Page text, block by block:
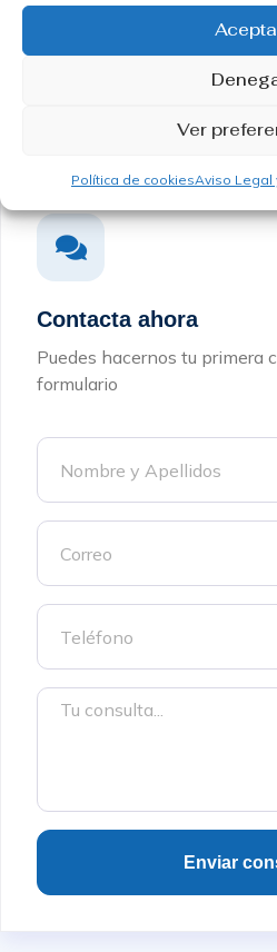
Ver
Política de cookiesAviso Legal
tensores en Albacete puede
más joven y firme sin cirugía.
Contacta ahora
Puedes hacernos tu primera
formulario
Enviar